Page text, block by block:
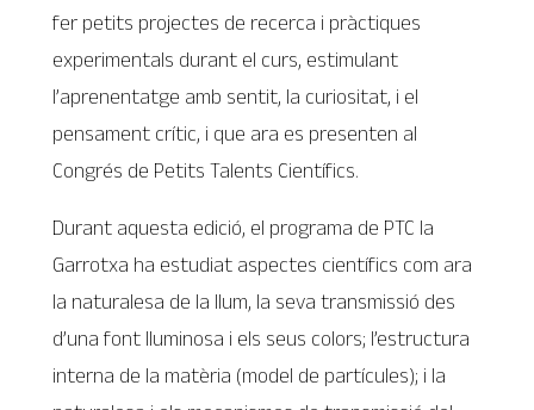
fer petits projectes de recerca i pràctiques
experimentals durant el curs, estimulant
l’aprenentatge amb sentit, la curiositat, i el
pensament crític, i que ara es presenten al
Congrés de Petits Talents Científics.
Durant aquesta edició, el programa de PTC la
Garrotxa ha estudiat aspectes científics com ara
la naturalesa de la llum, la seva transmissió des
d’una font lluminosa i els seus colors; l’estructura
interna de la matèria (model de partícules); i la